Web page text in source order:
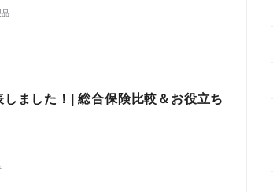
品
ました！| 総合保険比較＆お役立ち